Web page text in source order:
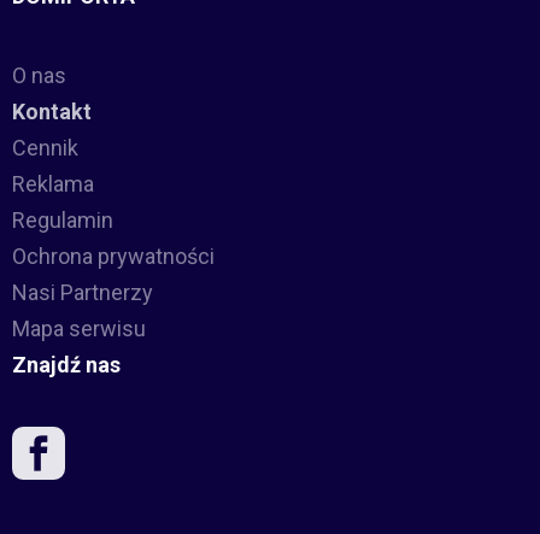
O nas
Kontakt
Cennik
Reklama
Regulamin
Ochrona prywatności
Nasi Partnerzy
Mapa serwisu
Znajdź nas